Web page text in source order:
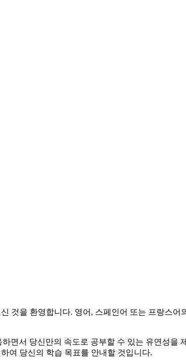
것을 환영합니다. 영어, 스페인어 또는 프랑스
서 당신만의 속도로 공부할 수 있는 유연성을
여 당신의 학습 목표를 안내할 것입니다.